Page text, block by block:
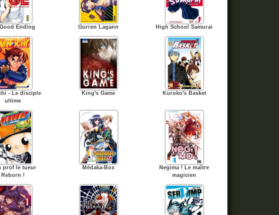
Ending Gurren Lagann High School Samurai
- Le disciple
ultime
King's Game Kuroko's Basket
prof le tueur
Reborn !
Médaka-Box
Negima ! Le maître
magicien